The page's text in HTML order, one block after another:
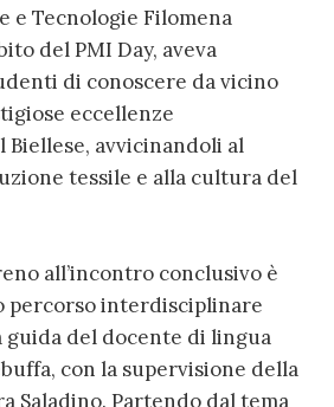
e Tecnologie Filomena
del PMI Day, aveva
di conoscere da vicino
eccellenze
avvicinandoli al
tessile e alla cultura del
all’incontro conclusivo è
percorso interdisciplinare
guida del docente di lingua
con la supervisione della
Saladino. Partendo dal tema